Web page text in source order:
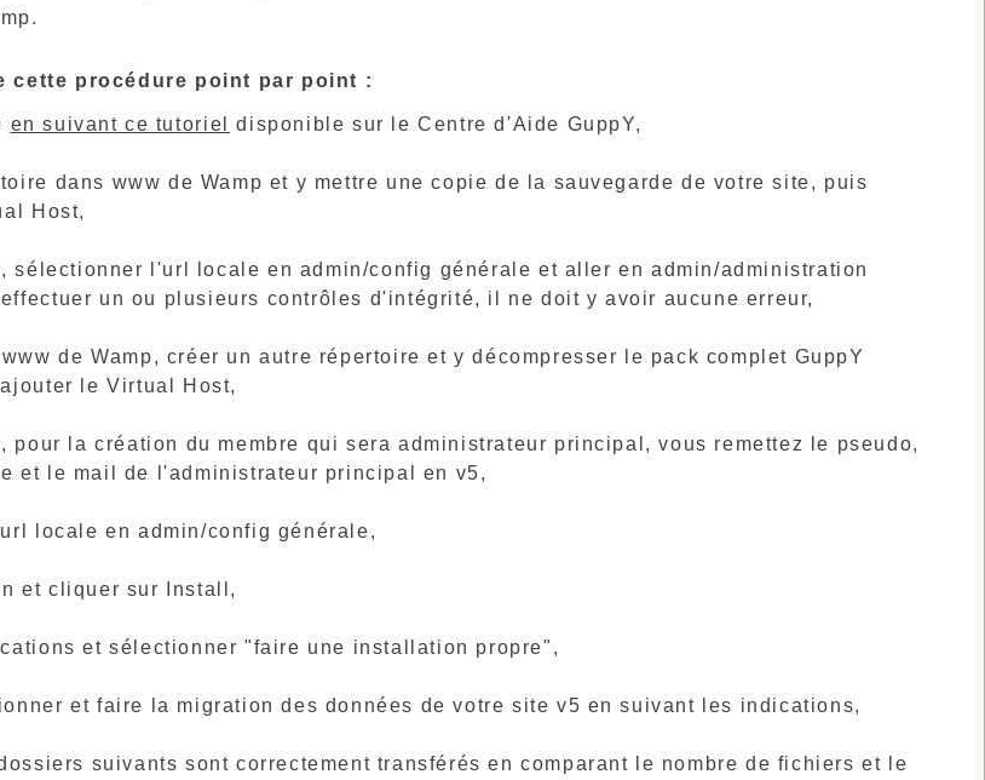
cette procédure point par point :
en suivant ce tutoriel disponible sur le Centre d'Aide GuppY,
dans www de Wamp et y mettre une copie de la sauvegarde de votre site, puis
Host,
sélectionner l'url locale en admin/config générale et aller en admin/administration
un ou plusieurs contrôles d'intégrité, il ne doit y avoir aucune erreur,
de Wamp, créer un autre répertoire et y décompresser le pack complet GuppY
le Virtual Host,
pour la création du membre qui sera administrateur principal, vous remettez le pseudo,
et le mail de l'administrateur principal en v5,
locale en admin/config générale,
et cliquer sur Install,
et sélectionner "faire une installation propre",
et faire la migration des données de votre site v5 en suivant les indications,
suivants sont correctement transférés en comparant le nombre de fichiers et le